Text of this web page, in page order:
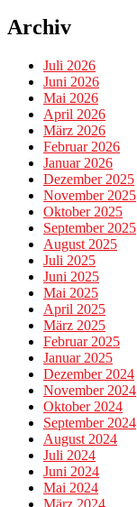
Archiv
Juli 2026
Juni 2026
Mai 2026
April 2026
März 2026
Februar 2026
Januar 2026
Dezember 2025
November 2025
Oktober 2025
September 2025
August 2025
Juli 2025
Juni 2025
Mai 2025
April 2025
März 2025
Februar 2025
Januar 2025
Dezember 2024
November 2024
Oktober 2024
September 2024
August 2024
Juli 2024
Juni 2024
Mai 2024
März 2024